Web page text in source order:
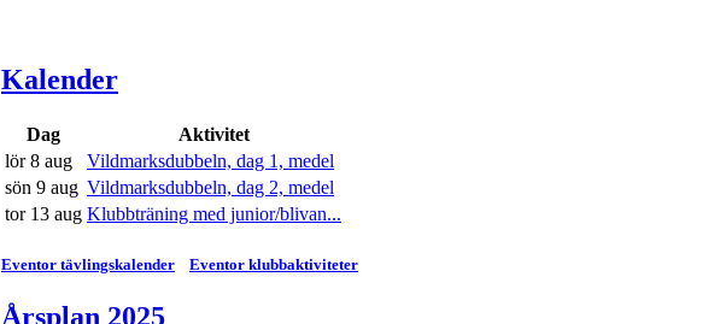
Kalender
Dag
Aktivitet
lör 8 aug
Vildmarksdubbeln, dag 1, medel
sön 9 aug Vildmarksdubbeln, dag 2, medel
tor 13 aug Klubbträning med junior/blivan...
Eventor tävlingskalender Eventor klubbaktiviteter
Årsplan 2025